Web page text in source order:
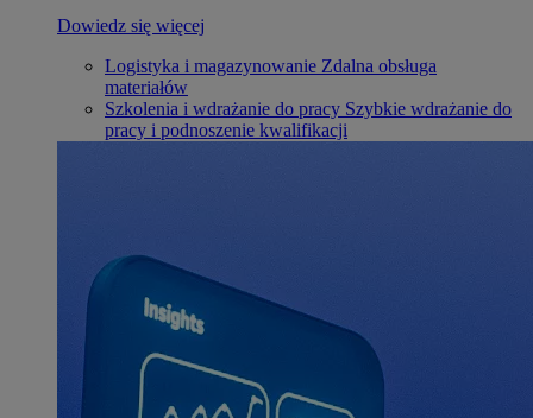
Dowiedz się więcej
Logistyka i magazynowanie Zdalna obsługa
materiałów
Szkolenia i wdrażanie do pracy Szybkie wdrażanie do
pracy i podnoszenie kwalifikacji